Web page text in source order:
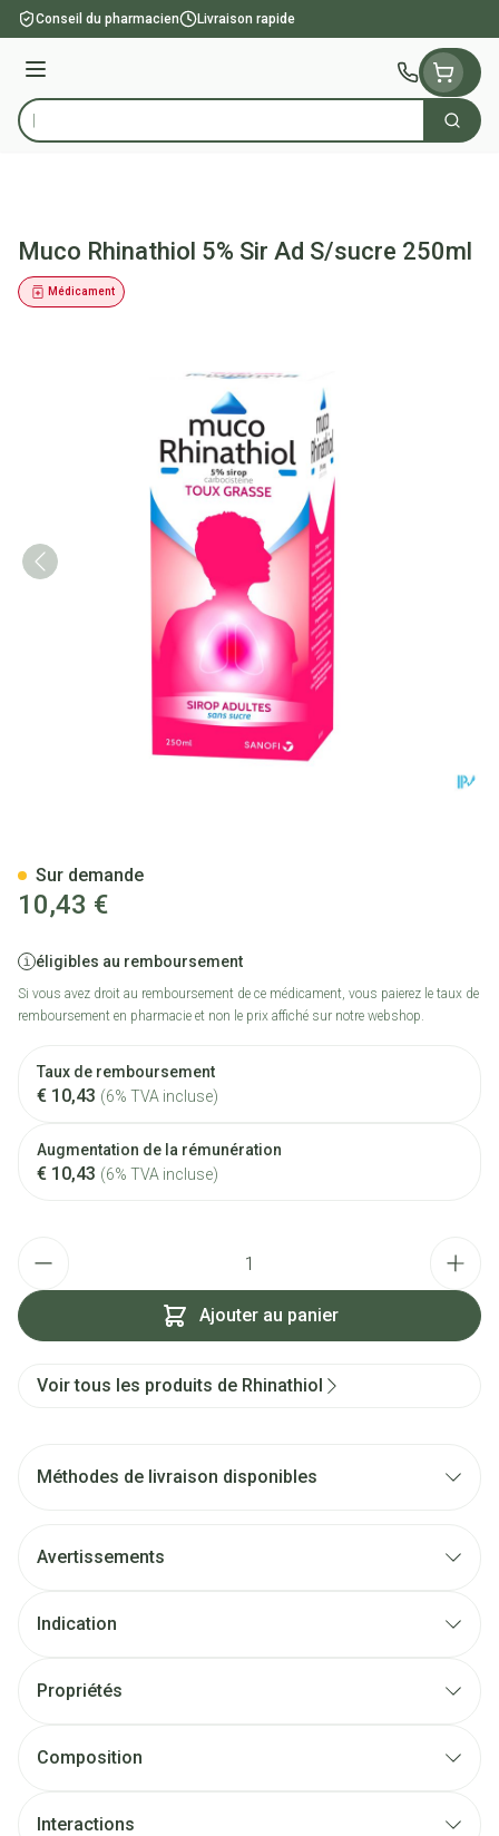
Aller au contenu
Conseil du pharmacien Livraison rapide
Menu
Rechercher
Muco Rhinathiol 5% Sir Ad S/sucre 250ml
Médicament
10,43 €
éligibles au remboursement
Si vous avez droit au remboursement de ce médicament, vous paierez le taux de
remboursement en pharmacie et non le prix affiché sur notre webshop.
Taux de remboursement
€ 10,43 (6% TVA incluse)
Augmentation de la rémunération
€ 10,43 (6% TVA incluse)
Ajouter au panier
Sur demande
Voir tous les produits de Rhinathiol
Méthodes de livraison disponibles
Avertissements
Indication
Propriétés
Composition
Interactions